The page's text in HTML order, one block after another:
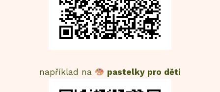
například na pastelky pro děti